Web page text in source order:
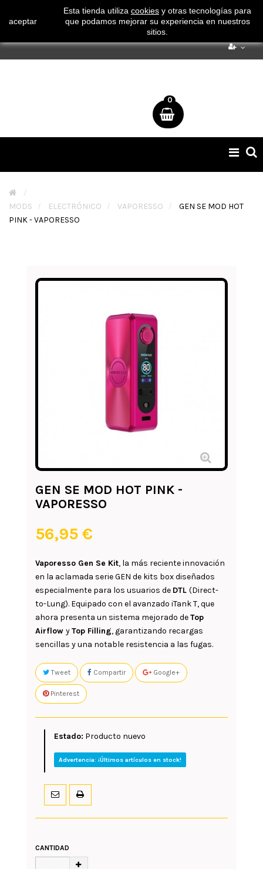
¡ Consigue tu envío gratuito por compras superiores a 50€
!
0
de
>
MODS
> ELECTRÓNICO > VAPORESSO >
GEN SE MOD HOT
PINK - VAPORESSO
GEN SE MOD HOT PINK -
VAPORESSO
56,95 €
Vaporesso Gen Se Kit, la más reciente innovación
en la aclamada serie GEN de kits box diseñados
especialmente para los usuarios de DTL (Direct-
to-Lung). Equipado con el avanzado iTank T, que
ahora presenta un sistema mejorado deTop
Airflow yTop Filling, garantizando recargas
sencillas y una notable resistencia a las fugas.
Tweet Compartir Google+
Pinterest
Estado: Producto nuevo
Advertencia: ¡Últimos artículos en stock!
CANTIDAD
aceptar
Esta tienda utiliza cookies y otras tecnologías para
que podamos mejorar su experiencia en nuestros
sitios.